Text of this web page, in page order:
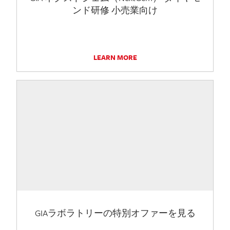
ンド研修 小売業向け
LEARN MORE
GIAラボラトリーの特別オファーを見る